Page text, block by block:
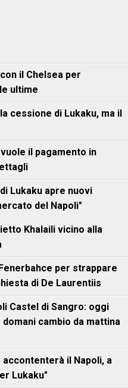
il Chelsea per
ultime
cessione di Lukaku, ma il
il pagamento in
Lukaku apre nuovi
del Napoli"
Khalaili vicino alla
per strappare
di De Laurentiis
Castel di Sangro: oggi
cambio da mattina
accontenterà il Napoli, a
Lukaku"